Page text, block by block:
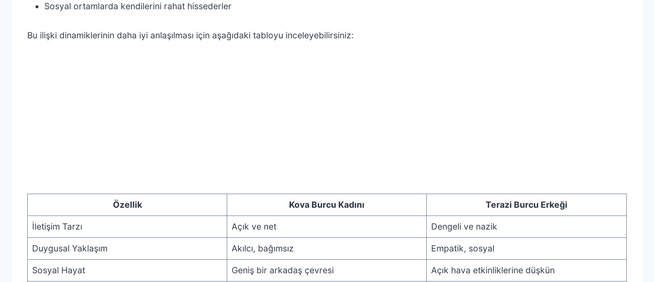
Sosyal ortamlarda kendilerini rahat hissederler
Bu ilişki dinamiklerinin daha iyi anlaşılması için aşağıdaki tabloyu inceleyebilirsiniz:
Özellik Kova Burcu Kadını Terazi Burcu Erkeği
İletişim Tarzı Açık ve net Dengeli ve nazik
Duygusal Yaklaşım Akılcı, bağımsız Empatik, sosyal
Sosyal Hayat Geniş bir arkadaş çevresi Açık hava etkinliklerine düşkün